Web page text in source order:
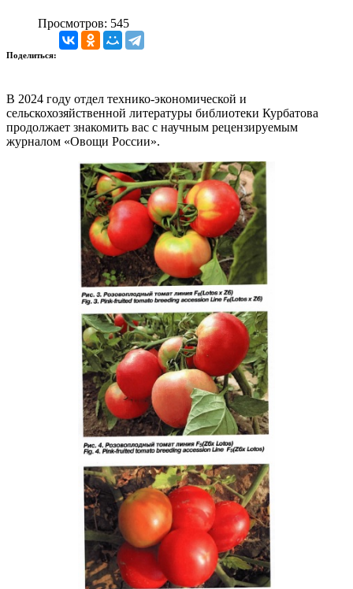
Просмотров: 545
Поделиться:
В 2024 году отдел технико-экономической и
сельскохозяйственной литературы библиотеки Курбатова
продолжает знакомить вас с научным рецензируемым
журналом «Овощи России».